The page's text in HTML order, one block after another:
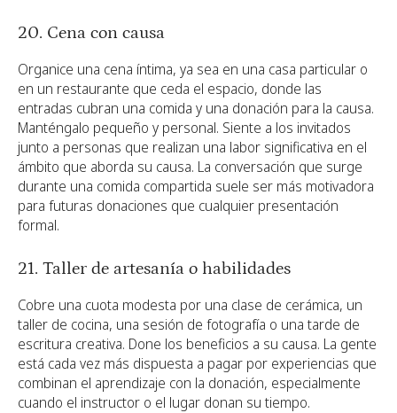
20. Cena con causa
Organice una cena íntima, ya sea en una casa particular o
en un restaurante que ceda el espacio, donde las
entradas cubran una comida y una donación para la causa.
Manténgalo pequeño y personal. Siente a los invitados
junto a personas que realizan una labor significativa en el
ámbito que aborda su causa. La conversación que surge
durante una comida compartida suele ser más motivadora
para futuras donaciones que cualquier presentación
formal.
21. Taller de artesanía o habilidades
Cobre una cuota modesta por una clase de cerámica, un
taller de cocina, una sesión de fotografía o una tarde de
escritura creativa. Done los beneficios a su causa. La gente
está cada vez más dispuesta a pagar por experiencias que
combinan el aprendizaje con la donación, especialmente
cuando el instructor o el lugar donan su tiempo.